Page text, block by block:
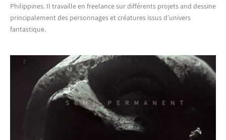
Philippines. Il travaille en freelance sur différents projets and dessine
principalement des personnages et créatures issus d’univers
fantastique.